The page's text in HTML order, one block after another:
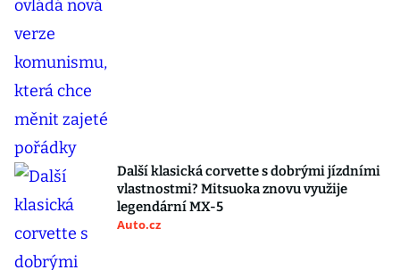
Další klasická corvette s dobrými jízdními
vlastnostmi? Mitsuoka znovu využije
legendární MX-5
Auto.cz